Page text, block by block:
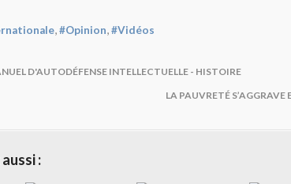
,#Opinion,#Vidéos
D'AUTODÉFENSE INTELLECTUELLE - HISTOIRE
LA PAUVRETÉ S’AGGRAVE
: